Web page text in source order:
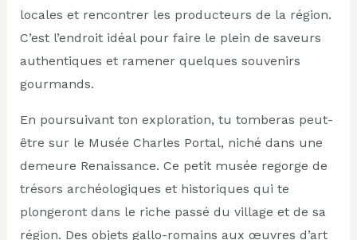
locales et rencontrer les producteurs de la région.
C’est l’endroit idéal pour faire le plein de saveurs
authentiques et ramener quelques souvenirs
gourmands.
En poursuivant ton exploration, tu tomberas peut-
être sur le Musée Charles Portal, niché dans une
demeure Renaissance. Ce petit musée regorge de
trésors archéologiques et historiques qui te
plongeront dans le riche passé du village et de sa
région. Des objets gallo-romains aux œuvres d’art